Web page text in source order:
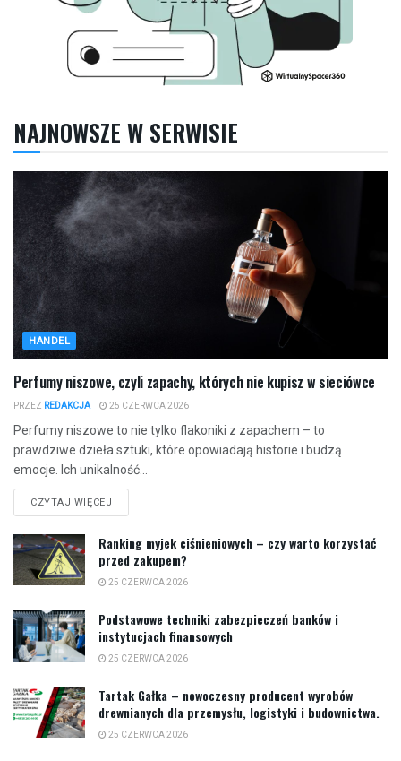
NAJNOWSZE W SERWISIE
HANDEL
Perfumy niszowe, czyli zapachy, których nie kupisz w sieciówce
PRZEZ REDAKCJA 25 CZERWCA 2026
Perfumy niszowe to nie tylko flakoniki z zapachem – to
prawdziwe dzieła sztuki, które opowiadają historie i budzą
emocje. Ich unikalność...
CZYTAJ WIĘCEJ
Ranking myjek ciśnieniowych – czy warto korzystać
przed zakupem?
25 CZERWCA 2026
Podstawowe techniki zabezpieczeń banków i
instytucjach finansowych
25 CZERWCA 2026
Tartak Gałka – nowoczesny producent wyrobów
drewnianych dla przemysłu, logistyki i budownictwa.
25 CZERWCA 2026